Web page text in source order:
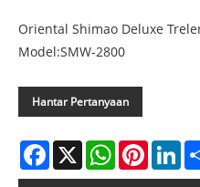
Oriental Shimao Deluxe
Model:SMW-2800
Hantar Pertanyaan
Facebook
X WhatsApp